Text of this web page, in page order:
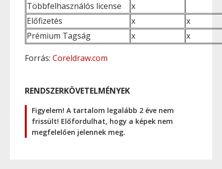
Többfelhasználós license
x
Előfizetés
x
x
Prémium Tagság
x x
Forrás: Coreldraw.com
RENDSZERKÖVETELMÉNYEK
Figyelem! A tartalom legalább 2 éve nem
frissült! Előfordulhat, hogy a képek nem
megfelelően jelennek meg.